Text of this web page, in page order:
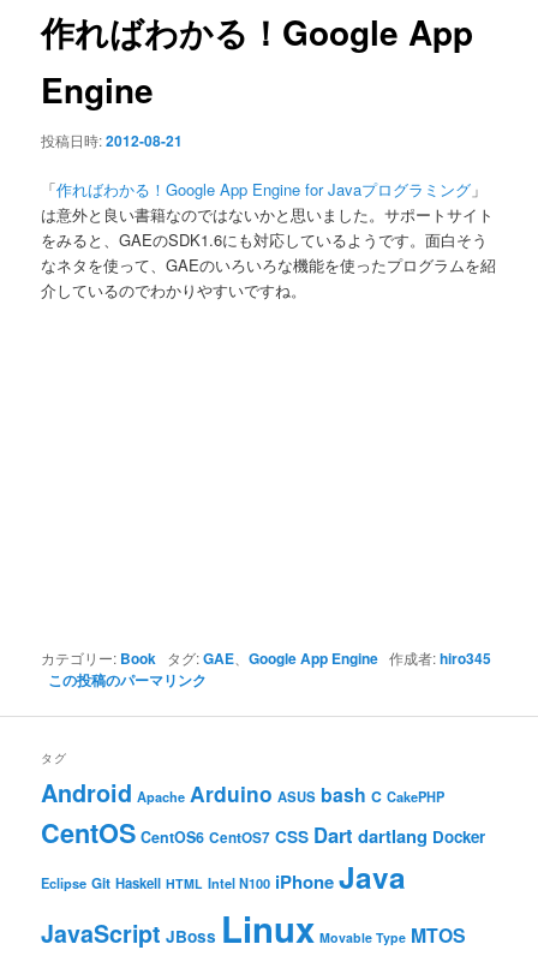
ゲ
ー
ョ
作ればわかる！Google App
Engine
投稿日時:2012-08-21
「作ればわかる！Google App Engine for Javaプログラミング 」
は意外と良い書籍なのではないかと思いました。サポートサイト
をみると、GAEのSDK1.6にも対応しているようです。面白そう
なネタを使って、GAEのいろいろな機能を使ったプログラムを紹
介しているのでわかりやすいですね。
カテゴリー: Book タグ:GAE 、Google App Engine 作成者:hiro345
この投稿のパーマリンク
タグ
Android Apache Arduino ASUS bash C CakePHP
CentOS CentOS6 CentOS7 CSS Dart dartlang Docker
Eclipse Git Haskell HTML Intel N100 iPhoneJava
JavaScript JBoss Linux Movable Type MTOS